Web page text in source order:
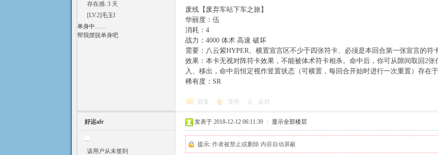
存在感: 3 天
[LV.2]毛玉I
单身中……
帮我摆脱单身吧
废线【废弃车站下车之旅】
华丽度：伍
消耗：4
战力：4000 体术 高速 破坏
需要：八云紫HYPER、横置宣言区不少于四张符卡、必须是本回合第一张宣言的符
效果：本卡无视对阵符卡效果，不能被体术符卡相杀。命中后，你可从隙间取回2
入、移出，命中后恒定视作竖置状态（可横置，每回合开始时进行一次重置）存在
稀有度：SR
回复 支持 反对
好运afr
该用户从未签到
发表于 2018-12-12 06:11:39 显示全部楼层
提示: 作者被禁止或删除 内容自动屏蔽